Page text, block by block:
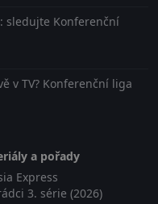
sledujte Konferenční
v TV? Konferenční liga
a pořady
Express
3. série (2026)